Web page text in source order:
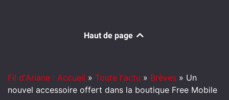
Haut de page
Fil d'Ariane : Accueil » Toute l'actu » Brèves » Un
nouvel accessoire offert dans la boutique Free Mobile